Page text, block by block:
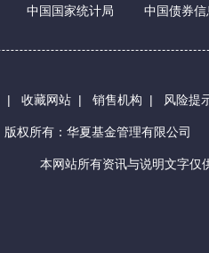
中国国家统计局 中国债券信
| 收藏网站 | 销售机构 | 风险提
版权所有：华夏基金管理有限公司
本网站所有资讯与说明文字仅